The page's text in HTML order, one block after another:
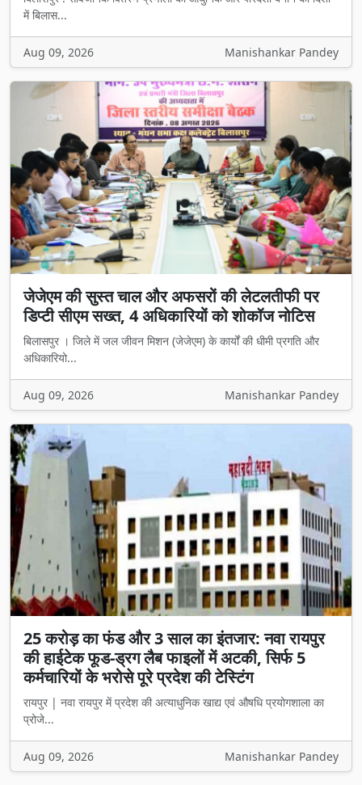
में बिलास...
Aug 09, 2026 Manishankar Pandey
जेजेएम की सुस्त चाल और अफसरों की लेटलतीफी पर
डिप्टी सीएम सख्त, 4 अधिकारियों को शोकॉज नोटिस
बिलासपुर । जिले में जल जीवन मिशन (जेजेएम) के कार्यों की धीमी प्रगति और
अधिकारियो...
Aug 09, 2026 Manishankar Pandey
25 करोड़ का फंड और 3 साल का इंतजार: नवा रायपुर
की हाईटेक फूड-ड्रग लैब फाइलों में अटकी, सिर्फ 5
कर्मचारियों के भरोसे पूरे प्रदेश की टेस्टिंग
रायपुर | नवा रायपुर में प्रदेश की अत्याधुनिक खाद्य एवं औषधि प्रयोगशाला का
प्रोजे...
Aug 09, 2026 Manishankar Pandey